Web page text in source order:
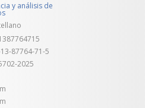
y análisis de
87764-71-5
2025